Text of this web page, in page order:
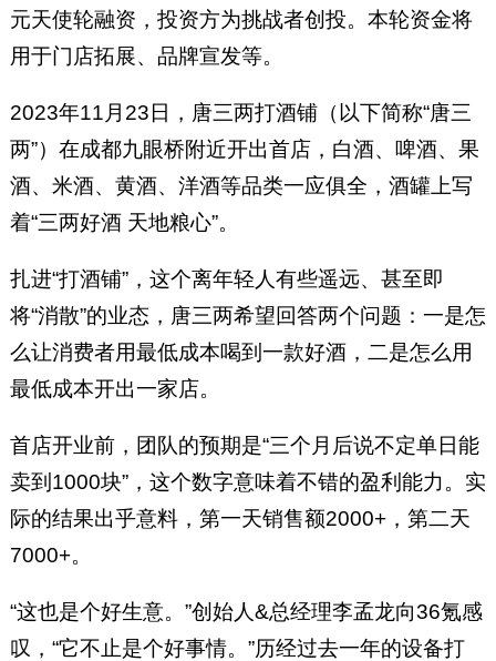
元天使轮融资，投资方为挑战者创投。本轮资金将
用于门店拓展、品牌宣发等。
2023年11月23日，唐三两打酒铺（以下简称“唐三
两”）在成都九眼桥附近开出首店，白酒、啤酒、果
酒、米酒、黄酒、洋酒等品类一应俱全，酒罐上写
着“三两好酒 天地粮心”。
扎进“打酒铺”，这个离年轻人有些遥远、甚至即
将“消散”的业态，唐三两希望回答两个问题：一是怎
么让消费者用最低成本喝到一款好酒，二是怎么用
最低成本开出一家店。
首店开业前，团队的预期是“三个月后说不定单日能
卖到1000块”，这个数字意味着不错的盈利能力。实
际的结果出乎意料，第一天销售额2000+，第二天
7000+。
“这也是个好生意。”创始人&总经理李孟龙向36氪感
叹，“它不止是个好事情。”历经过去一年的设备打